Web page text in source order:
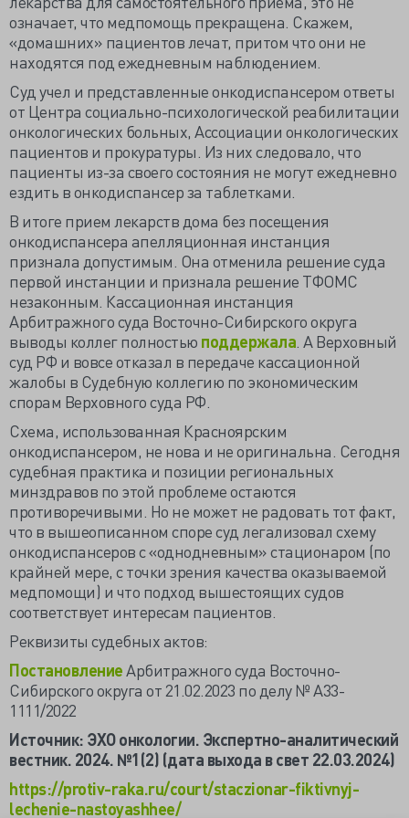
означает, что медпомощь прекращена. Скажем,
«домашних» пациентов лечат, притом что они не
находятся под ежедневным наблюдением.
Суд учел и представленные онкодиспансером ответы
от Центра социально-психологической реабилитации
онкологических больных, Ассоциации онкологических
пациентов и прокуратуры. Из них следовало, что
пациенты из-за своего состояния не могут ежедневно
ездить в онкодиспансер за таблетками.
В итоге прием лекарств дома без посещения
онкодиспансера апелляционная инстанция
признала допустимым. Она отменила решение суда
первой инстанции и признала решение ТФОМС
незаконным. Кассационная инстанция
Арбитражного суда Восточно-Сибирского округа
выводы коллег полностью поддержала . А Верховный
суд РФ и вовсе отказал в передаче кассационной
жалобы в Судебную коллегию по экономическим
спорам Верховного суда РФ.
Схема, использованная Красноярским
онкодиспансером, не нова и не оригинальна. Сегодня
судебная практика и позиции региональных
минздравов по этой проблеме остаются
противоречивыми. Но не может не радовать тот факт,
что в вышеописанном споре суд легализовал схему
онкодиспансеров с «однодневным» стационаром (по
крайней мере, с точки зрения качества оказываемой
медпомощи) и что подход вышестоящих судов
соответствует интересам пациентов.
Реквизиты судебных актов:
ПостановлениеАрбитражного суда Восточно-
Сибирского округа от 21.02.2023 по делу № А33-
1111/2022
Источник: ЭХО онкологии. Экспертно-аналитический
вестник. 2024. №1(2) (дата выхода в свет 22.03.2024)
https://protiv-raka.ru/court/staczionar-fiktivnyj-
lechenie-nastoyashhee/